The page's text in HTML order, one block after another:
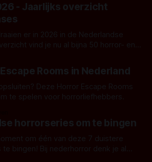
- Jaarlijks overzicht
er in 2026 in de Nederlandse
vind je nu al bijna 50 horror- en
Rooms in Nederland
Deze Horror Escape Rooms
te spelen voor horrorliefhebbers.
horrorseries om te bingen
om één van deze 7 duistere
denk je al